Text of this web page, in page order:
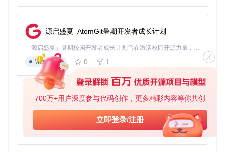
700万+用户深度参与代码创作，更多精彩内容等你共创
立即登录/注册
名称，配合zsh钩子实现cd命令自动切换配色，无需手动操
作。
图：Dracula配色方案的紫色基调适合JavaScript开发，通过动
态切换脚本可在项目间自动生效
方案对比：主流终端配色工具横向评测
选择终端配色工具时，需重点关注方案数量、跨终端支持和定
制能力三大维度：
工具
量
跨终端支持 定制能力
源启盛夏_AtomGit暑期开发者成长计划
「源启盛夏」暑期校园开发者成长计划旨在激活校园开源力量，通过积分激励、认证扶持、资源倾斜等形式，引导高校组织和开发者完成「入驻 — 建项目 — 做贡献 — 获认证 — 得资源」的完整闭环。无论你是想带领社团入驻平台的组织者，还是希望用代码贡献证明自己的开发者，都能在这里找到属于你的成长路径。
Markdown
0 1
py-xiaozhi
基于Python的Xiaozhi AI，适用于想要完整Xiaozhi体验而无需拥有专用硬件的用户。
Python
0 1